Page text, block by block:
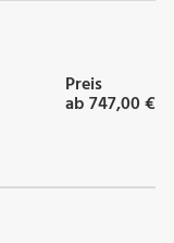
Preis
ab 747,00 €